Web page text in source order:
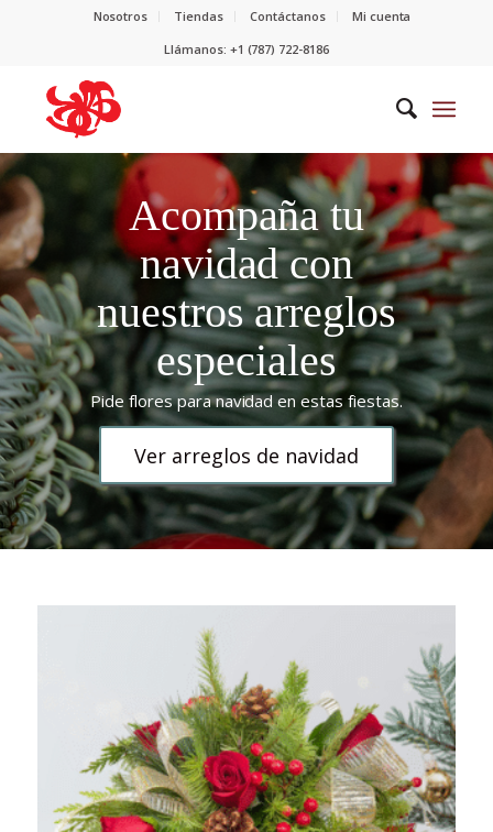
Nosotros Tiendas Contáctanos
Mi cuenta
Llámanos: +1 (787) 722-8186
Acompaña tu
navidad con
nuestros arreglos
especiales
Pide flores para navidad en estas fiestas.
Ver arreglos de navidad